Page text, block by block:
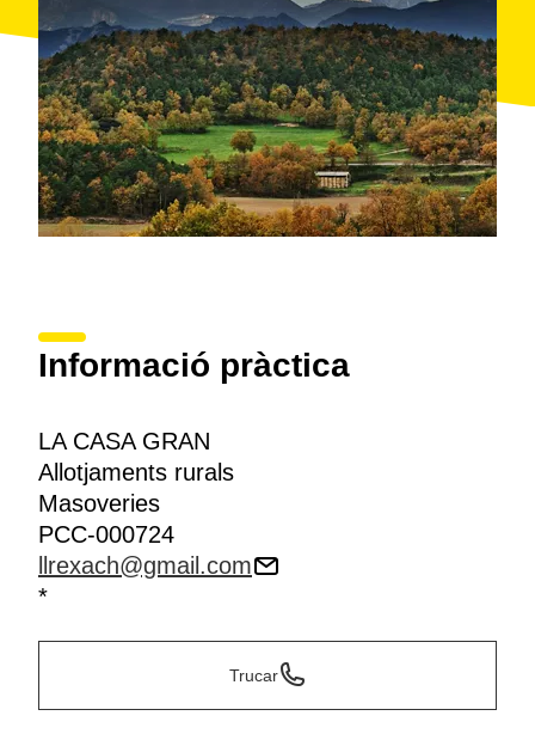
Informació pràctica
LA CASA GRAN
Allotjaments rurals
Masoveries
PCC-000724
llrexach@gmail.com
*
Trucar